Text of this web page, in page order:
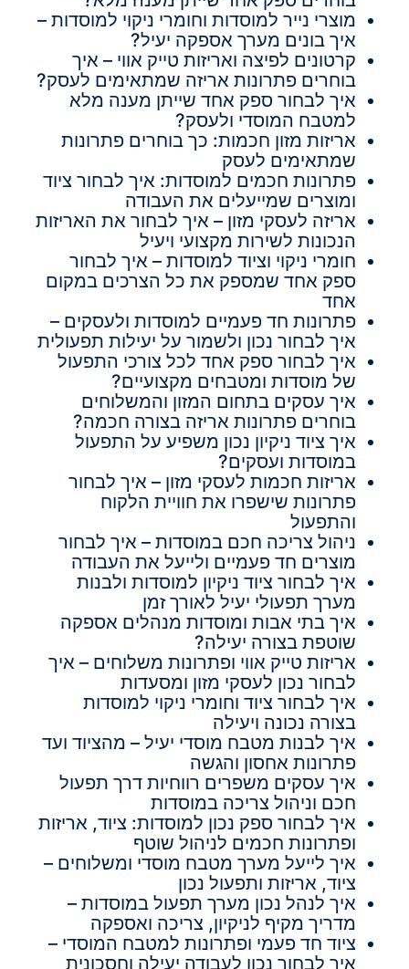
מוצרי נייר למוסדות וחומרי ניקוי למוסדות –
איך בונים מערך אספקה יעיל?
קרטונים לפיצה ואריזות טייק אווי – איך
בוחרים פתרונות אריזה שמתאימים לעסק?
איך לבחור ספק אחד שייתן מענה מלא
למטבח המוסדי ולעסק?
אריזות מזון חכמות: כך בוחרים פתרונות
שמתאימים לעסק
פתרונות חכמים למוסדות: איך לבחור ציוד
ומוצרים שמייעלים את העבודה
אריזה לעסקי מזון – איך לבחור את האריזות
הנכונות לשירות מקצועי ויעיל
חומרי ניקוי וציוד למוסדות – איך לבחור
ספק אחד שמספק את כל הצרכים במקום
אחד
פתרונות חד פעמיים למוסדות ולעסקים –
איך לבחור נכון ולשמור על יעילות תפעולית
איך לבחור ספק אחד לכל צורכי התפעול
של מוסדות ומטבחים מקצועיים?
איך עסקים בתחום המזון והמשלוחים
בוחרים פתרונות אריזה בצורה חכמה?
איך ציוד ניקיון נכון משפיע על התפעול
במוסדות ועסקים?
אריזות חכמות לעסקי מזון – איך לבחור
פתרונות שישפרו את חוויית הלקוח
והתפעול
ניהול צריכה חכם במוסדות – איך לבחור
מוצרים חד פעמיים ולייעל את העבודה
איך לבחור ציוד ניקיון למוסדות ולבנות
מערך תפעולי יעיל לאורך זמן
איך בתי אבות ומוסדות מנהלים אספקה
שוטפת בצורה יעילה?
אריזות טייק אווי ופתרונות משלוחים – איך
לבחור נכון לעסקי מזון ומסעדות
איך לבחור ציוד וחומרי ניקוי למוסדות
בצורה נכונה ויעילה
איך לבנות מטבח מוסדי יעיל – מהציוד ועד
פתרונות אחסון והגשה
איך עסקים משפרים רווחיות דרך תפעול
חכם וניהול צריכה במוסדות
איך לבחור ספק נכון למוסדות: ציוד, אריזות
ופתרונות חכמים לניהול שוטף
איך לייעל מערך מטבח מוסדי ומשלוחים –
ציוד, אריזות ותפעול נכון
איך לנהל נכון מערך תפעול במוסדות –
מדריך מקיף לניקיון, צריכה ואספקה
ציוד חד פעמי ופתרונות למטבח המוסדי –
איך לבחור נכון לעבודה יעילה וחסכונית